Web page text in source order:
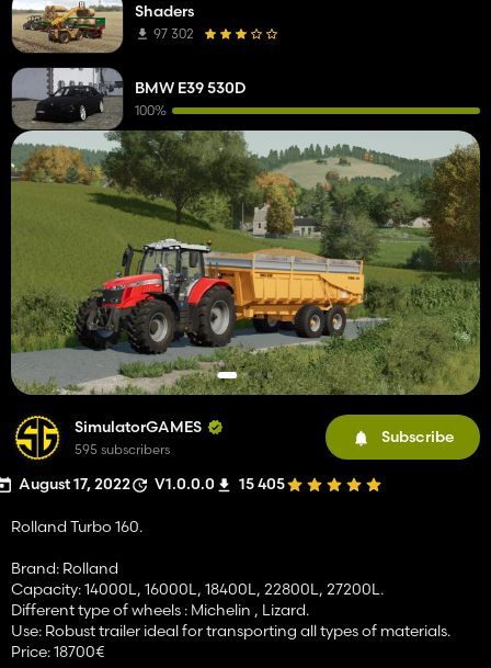
SimulatorGAMES
595 subscribers
Subscribe
August 17, 2022 V1.0.0.0 15 405
Rolland Turbo 160.
Brand: Rolland
Capacity: 14000L, 16000L, 18400L, 22800L, 27200L.
Different type of wheels : Michelin , Lizard.
Use: Robust trailer ideal for transporting all types of materials.
Price: 18700€
Shaders
97 302
BMW E39 530D
100%